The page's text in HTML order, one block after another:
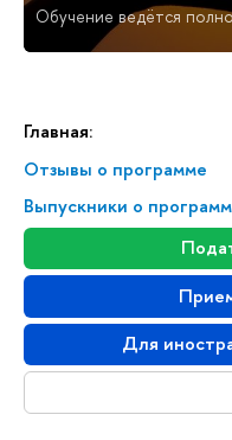
Главная:
Отзывы о программе
Выпускники о
Для
Обучение ведётся